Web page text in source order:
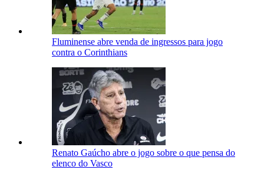
Fluminense abre venda de ingressos para jogo
contra o Corinthians
Renato Gaúcho abre o jogo sobre o que pensa do
elenco do Vasco